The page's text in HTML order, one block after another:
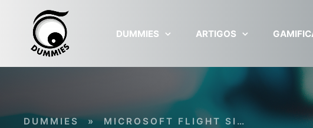
Skip to main content
DUMMIES ARTIGOS
DUMMIES » MICROSOFT FLIGHT SIMULATOR